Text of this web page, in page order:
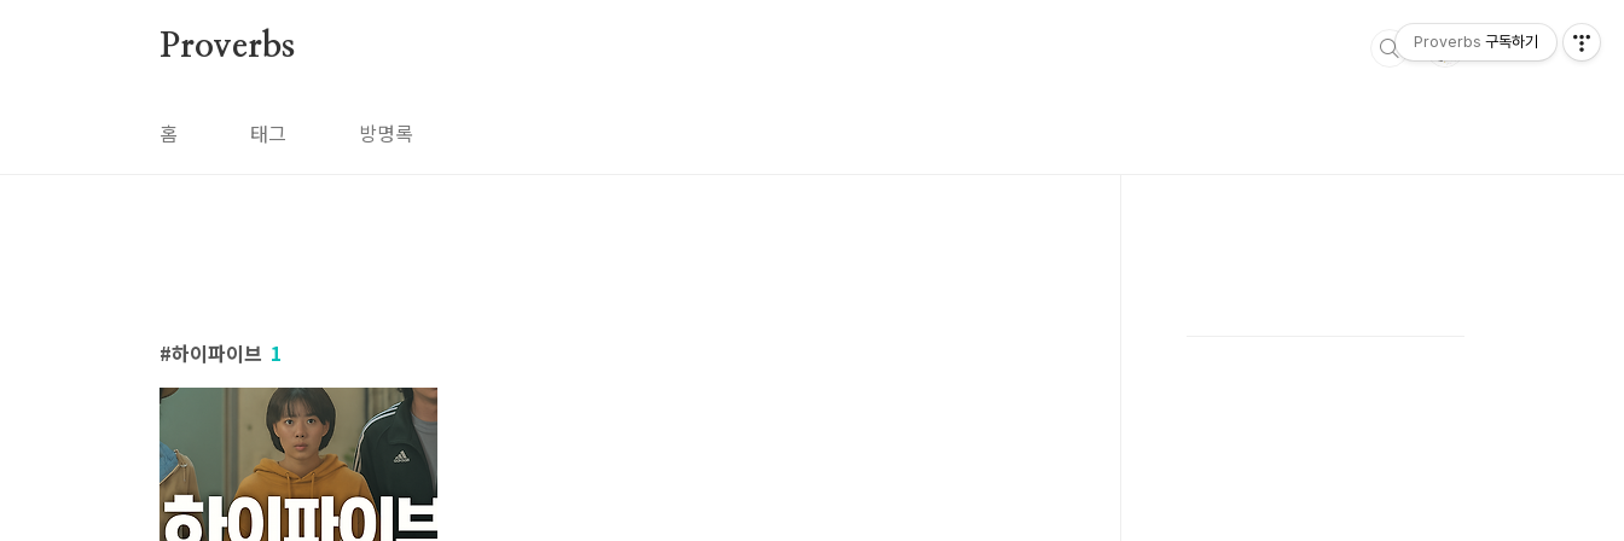
Proverbs
홈 태그 방명록
하이파이브 1
Proverbs 구독하기